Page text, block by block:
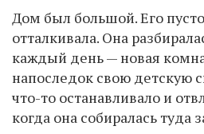
Дом был большой. Его
отталкивала. Она
каждый день — новая
напоследок свою детскую
что-то останавливало и
когда она собиралась туда